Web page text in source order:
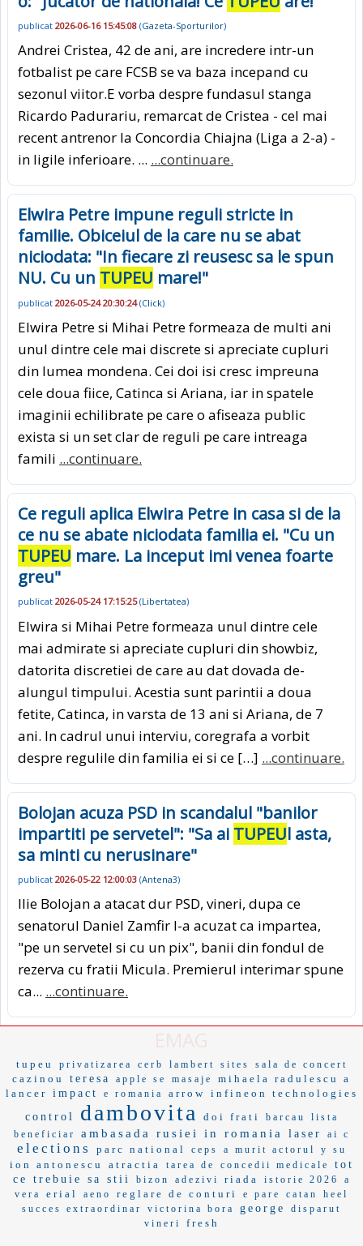
publicat 2026-06-16 15:45:08 (Gazeta-Sporturilor)
Andrei Cristea, 42 de ani, are incredere intr-un
fotbalist pe care FCSB se va baza incepand cu
sezonul viitor.E vorba despre fundasul stanga
Ricardo Padurariu, remarcat de Cristea - cel mai
recent antrenor la Concordia Chiajna (Liga a 2-a) -
in ligile inferioare. ... ...continuare.
Elwira Petre impune reguli stricte in
familie. Obiceiul de la care nu se abat
niciodata: "In fiecare zi reusesc sa le spun
NU. Cu un TUPEU mare!"
publicat 2026-05-24 20:30:24(Click)
Elwira Petre si Mihai Petre formeaza de multi ani
unul dintre cele mai discrete si apreciate cupluri
din lumea mondena. Cei doi isi cresc impreuna
cele doua fiice, Catinca si Ariana, iar in spatele
imaginii echilibrate pe care o afiseaza public
exista si un set clar de reguli pe care intreaga
famili ...continuare.
Ce reguli aplica Elwira Petre in casa si de la
ce nu se abate niciodata familia ei. "Cu un
TUPEU mare. La inceput imi venea foarte
greu"
publicat 2026-05-24 17:15:25(Libertatea)
Elwira si Mihai Petre formeaza unul dintre cele
mai admirate si apreciate cupluri din showbiz,
datorita discretiei de care au dat dovada de-
alungul timpului. Acestia sunt parintii a doua
fetite, Catinca, in varsta de 13 ani si Ariana, de 7
ani. In cadrul unui interviu, coregrafa a vorbit
despre regulile din familia ei si ce […] ...continuare.
Bolojan acuza PSD in scandalul "banilor
impartiti pe servetel": "Sa ai TUPEUl asta,
sa minti cu nerusinare"
publicat 2026-05-22 12:00:03 (Antena3)
Ilie Bolojan a atacat dur PSD, vineri, dupa ce
senatorul Daniel Zamfir l-a acuzat ca impartea,
"pe un servetel si cu un pix", banii din fondul de
rezerva cu fratii Micula. Premierul interimar spune
ca... ...continuare.
tupeu privatizarea cerb lambert sites sala de concert
cazinou teresa apple se masaje
mihaela radulescu a
lancer impact e romania arrow infineon technologies
control
dambovita doi frati barcau
lista
beneficiar
ambasada rusiei in romania laser ai c
elections parc national ceps a murit actorul y su
ion antonescu atractia tarea de concedii medicale
tot
ce trebuie sa stii
bizon adezivi riada istorie 2026
a
vera
erial aeno reglare de conturi e pare catan
heel
succes extraordinar
victorina bora george
disparut
vineri
fresh